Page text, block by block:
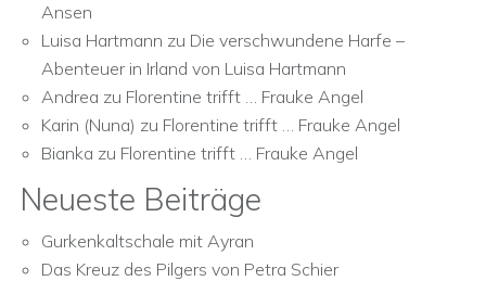
Ansen
Luisa Hartmann zu Die verschwundene Harfe –
Abenteuer in Irland von Luisa Hartmann
Andrea zu Florentine trifft … Frauke Angel
Karin (Nuna) zu Florentine trifft … Frauke Angel
Bianka zu Florentine trifft … Frauke Angel
Neueste Beiträge
Gurkenkaltschale mit Ayran
Das Kreuz des Pilgers von Petra Schier